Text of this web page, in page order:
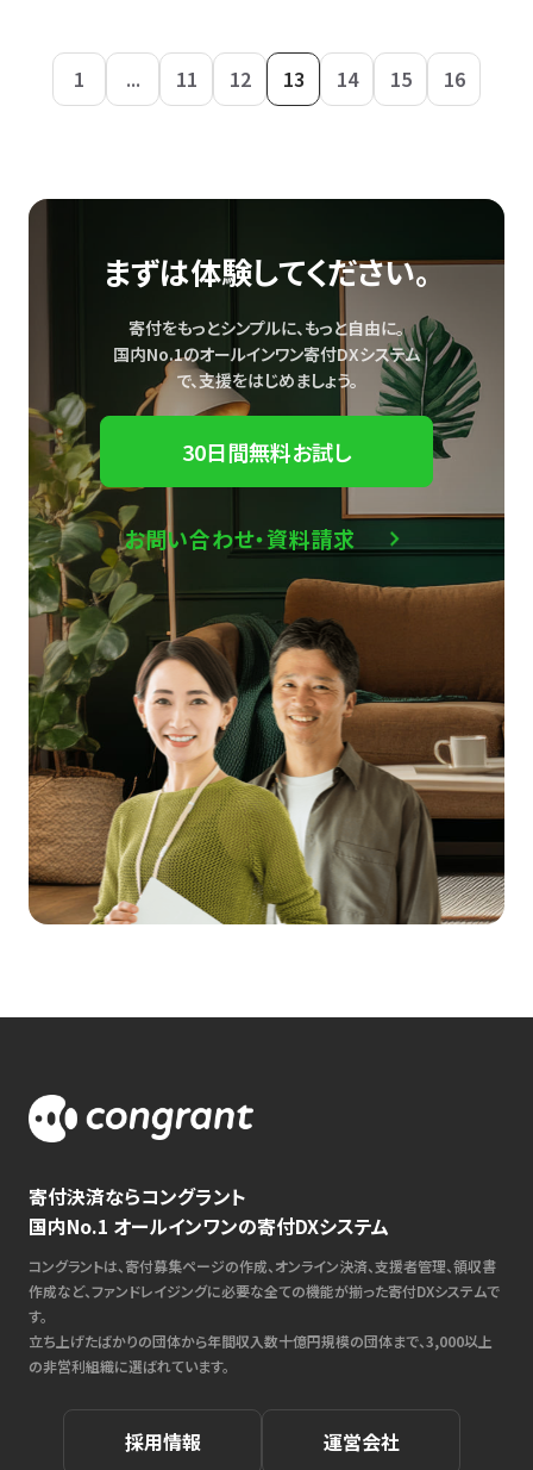
1 ... 11 12 13 14 15 16
まずは体験してください。
寄付をもっとシンプルに、もっと自由に。
国内No.1のオールインワン寄付DXシステム
で、支援をはじめましょう。
30日間無料お試し
お問い合わせ・資料請求
寄付決済ならコングラント
国内No.1 オールインワンの寄付DXシステム
コングラントは、寄付募集ページの作成、オンライン決済、支援者管理、領収書
作成など、ファンドレイジングに必要な全ての機能が揃った寄付DXシステムで
す。
立ち上げたばかりの団体から年間収入数十億円規模の団体まで、3,000以上
の非営利組織に選ばれています。
採用情報 運営会社